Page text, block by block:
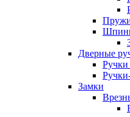
Дверные
Ручки
Замки